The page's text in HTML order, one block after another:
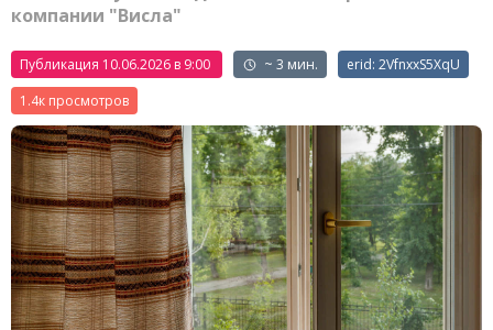
компании "Висла"
Публикация 10.06.2026 в 9:00 ~ 3 мин.
erid: 2VfnxxS5XqU
1.4к